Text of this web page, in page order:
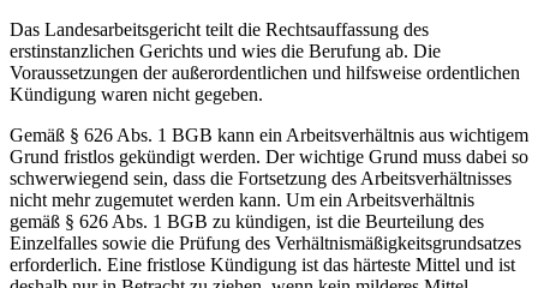
Das Landesarbeitsgericht teilt die Rechtsauffassung des
erstinstanzlichen Gerichts und wies die Berufung ab. Die
Voraussetzungen der außerordentlichen und hilfsweise ordentlichen
Kündigung waren nicht gegeben.
Gemäß § 626 Abs. 1 BGB kann ein Arbeitsverhältnis aus wichtigem
Grund fristlos gekündigt werden. Der wichtige Grund muss dabei so
schwerwiegend sein, dass die Fortsetzung des Arbeitsverhältnisses
nicht mehr zugemutet werden kann. Um ein Arbeitsverhältnis
gemäß § 626 Abs. 1 BGB zu kündigen, ist die Beurteilung des
Einzelfalles sowie die Prüfung des Verhältnismäßigkeitsgrundsatzes
erforderlich. Eine fristlose Kündigung ist das härteste Mittel und ist